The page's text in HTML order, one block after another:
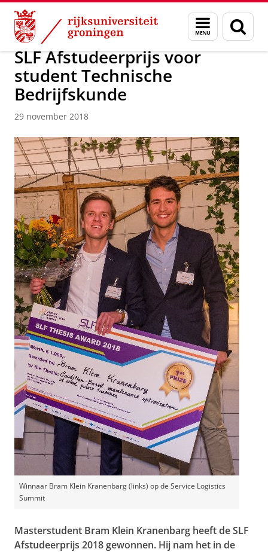
Skip
Content
Skip
Navigation
Menu
en
zoeken
Over ons Faculty of Science and Engineering Nieuws
SLF Afstudeerprijs voor
student Technische
Bedrijfskunde
29 november 2018
Winnaar Bram Klein Kranenbarg (links) op de Service Logistics
Summit
Masterstudent Bram Klein Kranenbarg heeft de SLF
Afstudeerprijs 2018 gewonnen. Hij nam het in de